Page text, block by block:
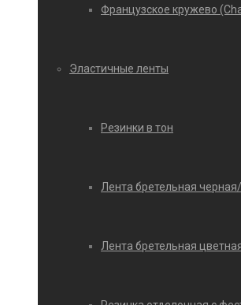
Французское кружево
Эластичные ленты
Резинки в тон
Лента бретельная
Лента бретельная